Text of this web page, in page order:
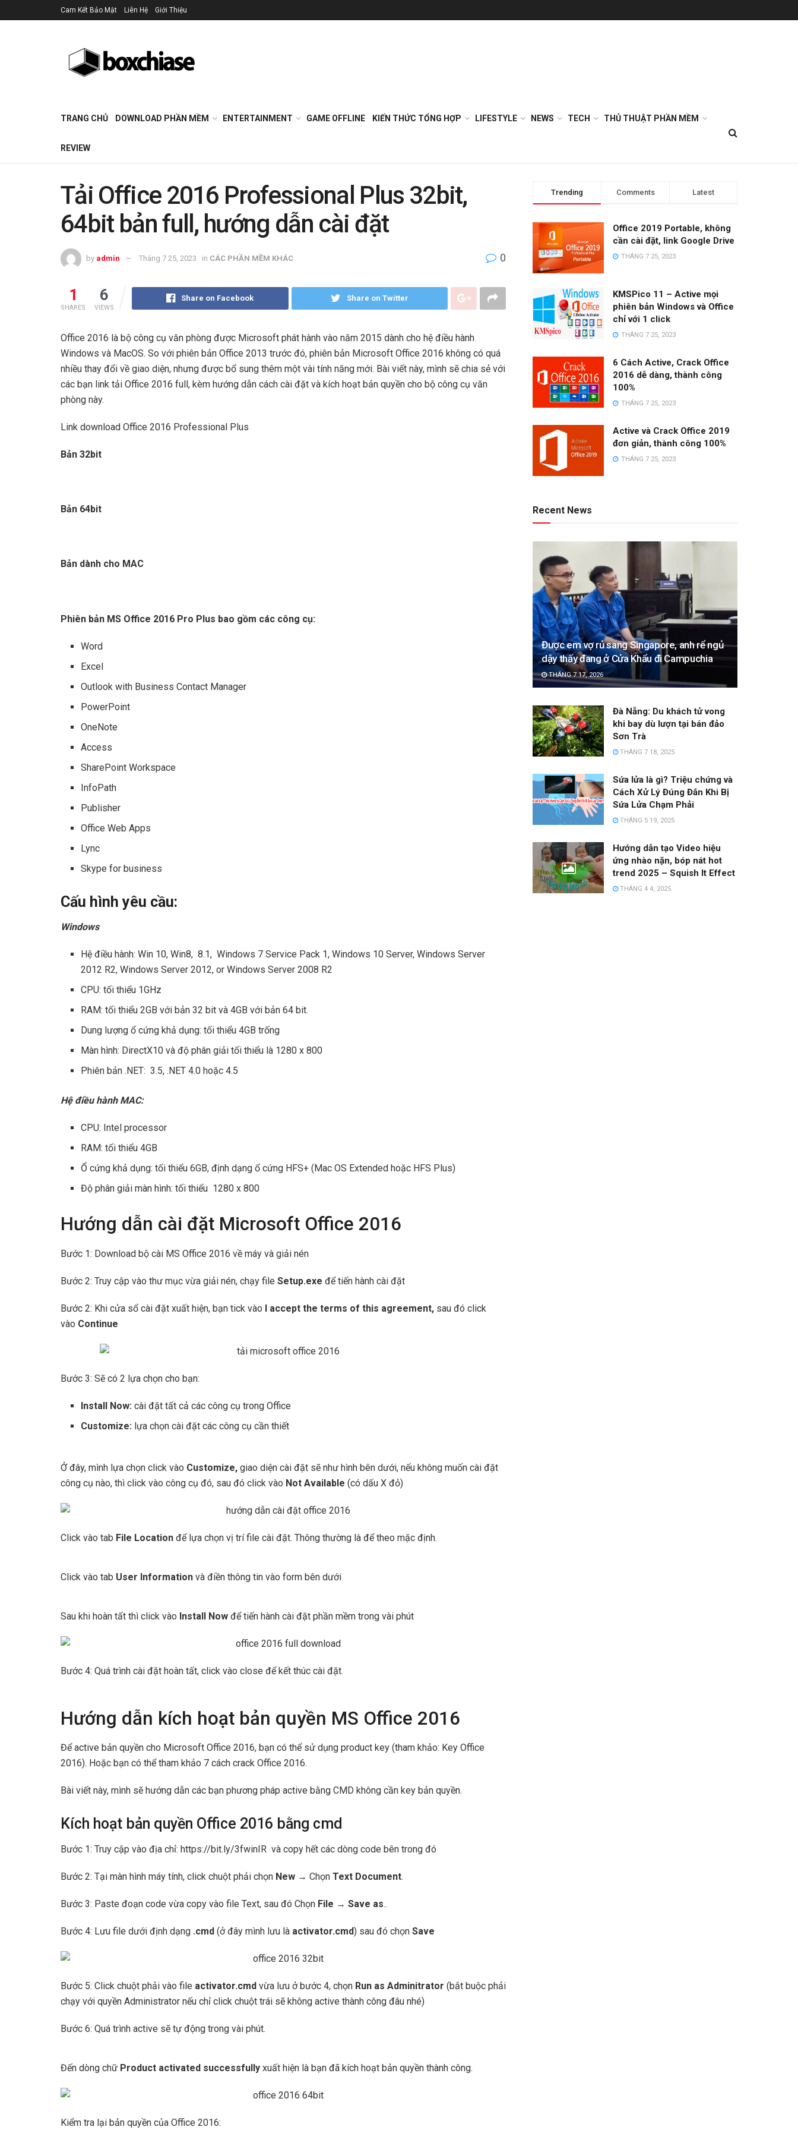
Cam Kết Bảo Mật Liên Hệ Giới Thiệu
TRANG CHỦ DOWNLOAD PHẦN MỀM ENTERTAINMENT GAME OFFLINE KIẾN THỨC TỔNG HỢP LIFESTYLE NEWS TECH THỦ THUẬT PHẦN MỀM
REVIEW
Tải Office 2016 Professional Plus 32bit,
64bit bản full, hướng dẫn cài đặt
by admin Tháng 7 25, 2023 in CÁC PHẦN MỀM KHÁC 0
1
SHARES
6
VIEWS
Share on Facebook Share on Twitter
Office 2016 là bộ công cụ văn phòng được Microsoft phát hành vào năm 2015 dành cho hệ điều hành
Windows và MacOS. So với phiên bản Office 2013 trước đó, phiên bản Microsoft Office 2016 không có quá
nhiều thay đổi về giao diện, nhưng được bổ sung thêm một vài tính năng mới. Bài viết này, mình sẽ chia sẻ với
các bạn link tải Office 2016 full, kèm hướng dẫn cách cài đặt và kích hoạt bản quyền cho bộ công cụ văn
phòng này.
Link download Office 2016 Professional Plus
Bản 32bit
Bản 64bit
Bản dành cho MAC
Phiên bản MS Office 2016 Pro Plus bao gồm các công cụ:
Word
Excel
Outlook with Business Contact Manager
PowerPoint
OneNote
Access
SharePoint Workspace
InfoPath
Publisher
Office Web Apps
Lync
Skype for business
Cấu hình yêu cầu:
Windows
Hệ điều hành: Win 10, Win8, 8.1, Windows 7 Service Pack 1, Windows 10 Server, Windows Server
2012 R2, Windows Server 2012, or Windows Server 2008 R2
CPU: tối thiểu 1GHz
RAM: tối thiểu 2GB với bản 32 bit và 4GB với bản 64 bit.
Dung lượng ổ cứng khả dụng: tối thiểu 4GB trống
Màn hình: DirectX10 và độ phân giải tối thiểu là 1280 x 800
Phiên bản .NET: 3.5, .NET 4.0 hoặc 4.5
Hệ điều hành MAC:
CPU: Intel processor
RAM: tối thiểu 4GB
Ổ cứng khả dụng: tối thiểu 6GB, định dạng ổ cứng HFS+ (Mac OS Extended hoặc HFS Plus)
Độ phân giải màn hình: tối thiểu 1280 x 800
Hướng dẫn cài đặt Microsoft Office 2016
Bước 1: Download bộ cài MS Office 2016 về máy và giải nén
Bước 2: Truy cập vào thư mục vừa giải nén, chạy file Setup.exe để tiến hành cài đặt
Bước 2: Khi cửa sổ cài đặt xuất hiện, bạn tick vào I accept the terms of this agreement, sau đó click
vào Continue
Bước 3: Sẽ có 2 lựa chọn cho bạn:
Install Now: cài đặt tất cả các công cụ trong Office
Customize: lựa chọn cài đặt các công cụ cần thiết
Ở đây, mình lựa chọn click vào Customize, giao diện cài đặt sẽ như hình bên dưới, nếu không muốn cài đặt
công cụ nào, thì click vào công cụ đó, sau đó click vào Not Available (có dấu X đỏ)
Click vào tab File Location để lựa chọn vị trí file cài đặt. Thông thường là để theo mặc định.
Click vào tab User Information và điền thông tin vào form bên dưới
Sau khi hoàn tất thì click vào Install Now để tiến hành cài đặt phần mềm trong vài phút
Bước 4: Quá trình cài đặt hoàn tất, click vào close để kết thúc cài đặt.
Hướng dẫn kích hoạt bản quyền MS Office 2016
Để active bản quyền cho Microsoft Office 2016, bạn có thể sử dụng product key (tham khảo: Key Office
2016). Hoặc bạn có thể tham khảo 7 cách crack Office 2016.
Bài viết này, mình sẽ hướng dẫn các bạn phương pháp active bằng CMD không cần key bản quyền.
Kích hoạt bản quyền Office 2016 bằng cmd
Bước 1: Truy cập vào địa chỉ: https://bit.ly/3fwinIR và copy hết các dòng code bên trong đó
Bước 2: Tại màn hình máy tính, click chuột phải chọn New → Chọn Text Document.
Bước 3: Paste đoạn code vừa copy vào file Text, sau đó Chọn File → Save as..
Bước 4: Lưu file dưới định dạng .cmd (ở đây mình lưu là activator.cmd) sau đó chọn Save
Bước 5: Click chuột phải vào file activator.cmd vừa lưu ở bước 4, chọn Run as Adminitrator (bắt buộc phải
chạy với quyền Administrator nếu chỉ click chuột trái sẽ không active thành công đâu nhé)
Bước 6: Quá trình active sẽ tự động trong vài phút.
Đến dòng chữ Product activated successfully xuất hiện là bạn đã kích hoạt bản quyền thành công.
Kiểm tra lại bản quyền của Office 2016:
Trending Comments Latest
Office 2019 Portable, không
cần cài đặt, link Google Drive
THÁNG 7 25, 2023
KMSPico 11 – Active mọi
phiên bản Windows và Office
chỉ với 1 click
THÁNG 7 25, 2023
6 Cách Active, Crack Office
2016 dễ dàng, thành công
100%
THÁNG 7 25, 2023
Active và Crack Office 2019
đơn giản, thành công 100%
THÁNG 7 25, 2023
Recent News
Được em vợ rủ sang Singapore, anh rể ngủ
dậy thấy đang ở Cửa Khẩu đi Campuchia
THÁNG 7 17, 2026
Đà Nẵng: Du khách tử vong
khi bay dù lượn tại bán đảo
Sơn Trà
THÁNG 7 18, 2025
Sứa lửa là gì? Triệu chứng và
Cách Xử Lý Đúng Đắn Khi Bị
Sứa Lửa Chạm Phải
THÁNG 5 19, 2025
Hướng dẫn tạo Video hiệu
ứng nhào nặn, bóp nát hot
trend 2025 – Squish It Effect
THÁNG 4 4, 2025